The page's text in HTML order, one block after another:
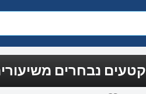
קטעים נבחרים